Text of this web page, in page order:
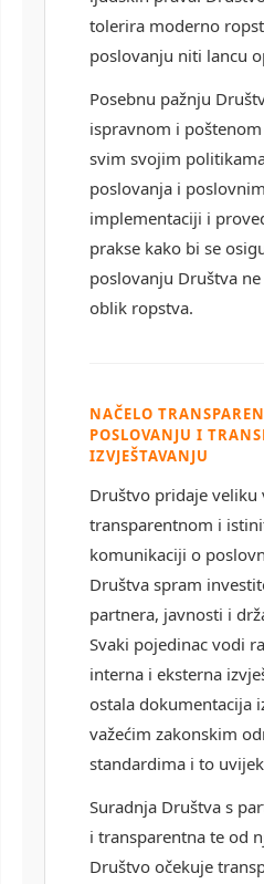
tolerira moderno
poslovanju niti lancu
Posebnu pažnju
ispravnom i
svim svojim
poslovanja i
implementaciji i
prakse kako bi se
poslovanju Društva
oblik ropstva.
NAČELO
POSLOVANJU I
IZVJEŠTAVANJU
Društvo pridaje veliku
transparentnom i
komunikaciji o
Društva spram
partnera, javnosti i
Svaki pojedinac vodi
interna i eksterna
ostala dokumentacija
važećim zakonskim
standardima i to
Suradnja Društva s
i transparentna te od
Društvo očekuje